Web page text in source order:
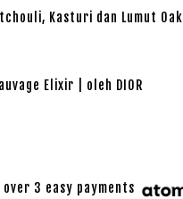
Kasturi dan Lumut Oak
Elixir | oleh DIOR
3 easy payments